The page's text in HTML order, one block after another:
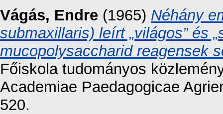
Vágás, Endre (1965) Néhány
submaxillaris) leírt „világos” és
mucopolysaccharid reagensek
Főiskola tudományos
Academiae Paedagogicae
520.